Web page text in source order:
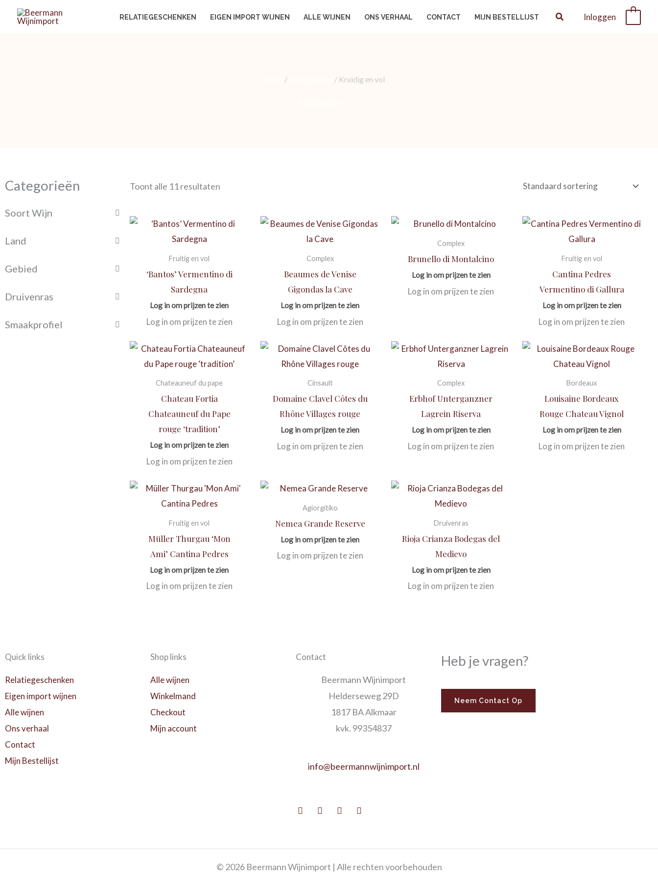
RELATIEGESCHENKEN EIGEN IMPORT WIJNEN ALLE WIJNEN ONS VERHAAL CONTACT MIJN BESTELLIJST Inloggen
/ / Kruidig en vol
Categorieën
Soort Wijn
Land
Gebied
Druivenras
Smaakprofiel
Toont alle 11 resultaten
Fruitig en vol
‘Bantos’ Vermentino di
Sardegna
Log in om prijzen te zien
Log in om prijzen te zien
Complex
Beaumes de Venise
Gigondas la Cave
Log in om prijzen te zien
Log in om prijzen te zien
Complex
Brunello di Montalcino
Log in om prijzen te zien
Log in om prijzen te zien
Fruitig en vol
Cantina Pedres
Vermentino di Gallura
Log in om prijzen te zien
Log in om prijzen te zien
Chateauneuf du pape
Chateau Fortia
Chateauneuf du Pape
rouge ‘tradition’
Log in om prijzen te zien
Log in om prijzen te zien
Cinsault
Domaine Clavel Côtes du
Rhône Villages rouge
Log in om prijzen te zien
Log in om prijzen te zien
Complex
Erbhof Unterganzner
Lagrein Riserva
Log in om prijzen te zien
Log in om prijzen te zien
Bordeaux
Louisaine Bordeaux
Rouge Chateau Vignol
Log in om prijzen te zien
Log in om prijzen te zien
Fruitig en vol
Müller Thurgau ‘Mon
Ami’ Cantina Pedres
Log in om prijzen te zien
Log in om prijzen te zien
Agiorgitiko
Nemea Grande Reserve
Log in om prijzen te zien
Log in om prijzen te zien
Druivenras
Rioja Crianza Bodegas del
Medievo
Log in om prijzen te zien
Log in om prijzen te zien
Quick links
Relatiegeschenken
Eigen import wijnen
Alle wijnen
Ons verhaal
Contact
Mijn Bestellijst
Shop links
Alle wijnen
Winkelmand
Checkout
Mijn account
Contact
Beermann Wijnimport
Helderseweg 29D
1817 BA Alkmaar
kvk. 99354837
info@beermannwijnimport.nl
Heb je vragen?
Neem Contact Op
© 2026 Beermann Wijnimport | Alle rechten voorbehouden